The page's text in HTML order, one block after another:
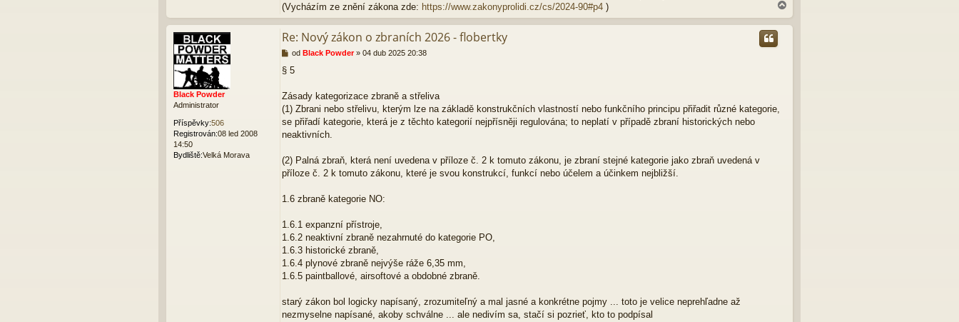
(Vycházím ze znění zákona zde: https://www.zakonyprolidi.cz/cs/2024-90#p4 )
a
h
Black Powder
Administrator
Příspěvky:506
Registrován:08 led 2008
14:50
Bydliště:Velká Morava
Re: Nový zákon o zbraních 2026 - flobertky
P
í
p
ě
v
e
k
od Black Powder» 04 dub 2025 20:38
§ 5
Zásady kategorizace zbraně a střeliva
(1) Zbrani nebo střelivu, kterým lze na základě konstrukčních vlastností nebo funkčního principu přiřadit různé kategorie,
se přiřadí kategorie, která je z těchto kategorií nejpřísněji regulována; to neplatí v případě zbraní historických nebo
neaktivních.
(2) Palná zbraň, která není uvedena v příloze č. 2 k tomuto zákonu, je zbraní stejné kategorie jako zbraň uvedená v
příloze č. 2 k tomuto zákonu, které je svou konstrukcí, funkcí nebo účelem a účinkem nejbližší.
1.6 zbraně kategorie NO:
1.6.1 expanzní přístroje,
1.6.2 neaktivní zbraně nezahrnuté do kategorie PO,
1.6.3 historické zbraně,
1.6.4 plynové zbraně nejvýše ráže 6,35 mm,
1.6.5 paintballové, airsoftové a obdobné zbraně.
starý zákon bol logicky napísaný, zrozumiteľný a mal jasné a konkrétne pojmy ... toto je velice neprehľadne až
nezmyselne napísané, akoby schválne ... ale nedivím sa, stačí si pozrieť, kto to podpísal